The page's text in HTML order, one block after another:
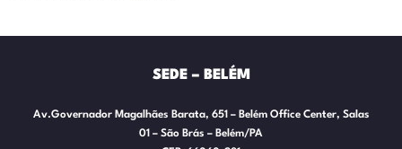
SEDE – BELÉM
Av.Governador Magalhães Barata, 651 – Belém Office Center, Salas
01 – São Brás – Belém/PA